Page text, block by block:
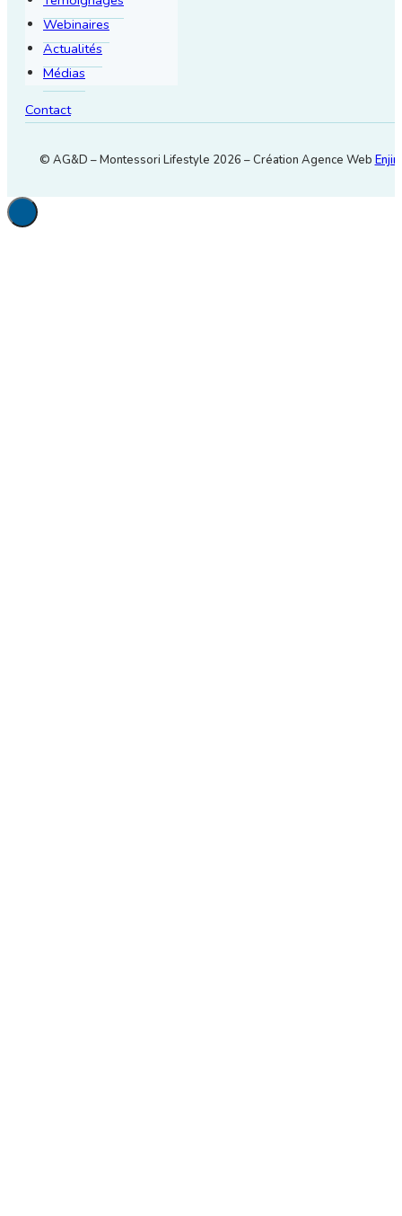
Webinaires
Actualités
Médias
Contact
© AG&D – Montessori Lifestyle 2026 – Création Agence Web Enjin